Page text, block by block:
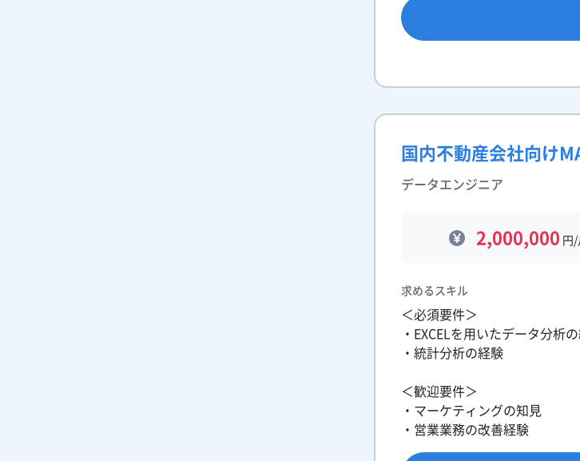
国内不動産会社向け
データエンジニア
2,000,000 円/
求めるスキル
＜必須要件＞
・EXCELを用いたデータ分析
・統計分析の経験
＜歓迎要件＞
・マーケティングの知見
・営業業務の改善経験